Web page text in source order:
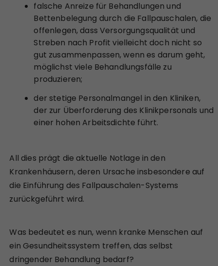
falsche Anreize für Behandlungen und
Bettenbelegung durch die Fallpauschalen, die
offenlegen, dass Versorgungsqualität und
Streben nach Profit vielleicht doch nicht so
gut zusammenpassen, wenn es darum geht,
möglichst viele Behandlungsfälle zu
produzieren;
der stetige Personalmangel in den Kliniken,
der zur Überforderung des Klinikpersonals und
einer hohen Arbeitsdichte führt.
All dies prägt die aktuelle Notlage in den
Krankenhäusern, deren Ursache insbesondere auf
die Einführung des Fallpauschalen-Systems
zurückgeführt wird.
Was bedeutet es nun, wenn kranke Menschen auf
ein Gesundheitssystem treffen, das selbst
dringender Behandlung bedarf?